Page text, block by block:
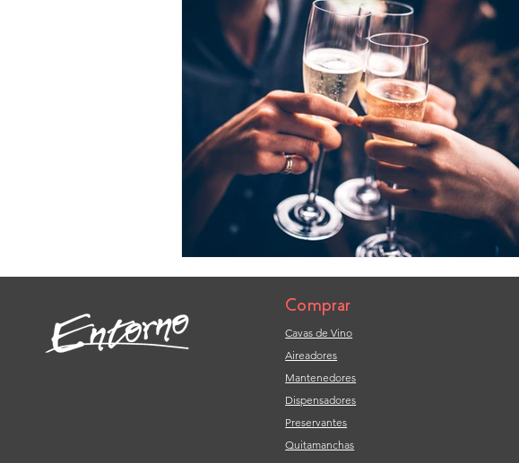
Comprar
Cavas de Vino
Aireadores
Mantenedores
Dispensadores
Preservantes
Quitamanchas